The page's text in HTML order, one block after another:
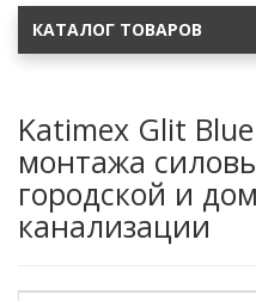
КАТАЛОГ ТОВАРОВ
Katimex Glit
монтажа
городской и
канализации